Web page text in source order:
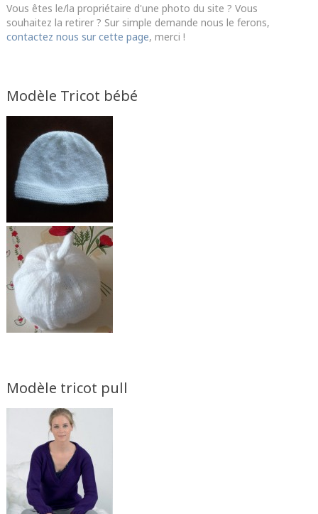
Vous êtes le/la propriétaire d'une photo du site ? Vous
souhaitez la retirer ? Sur simple demande nous le ferons,
contactez nous sur cette page, merci !
Modèle Tricot bébé
Modèle tricot pull